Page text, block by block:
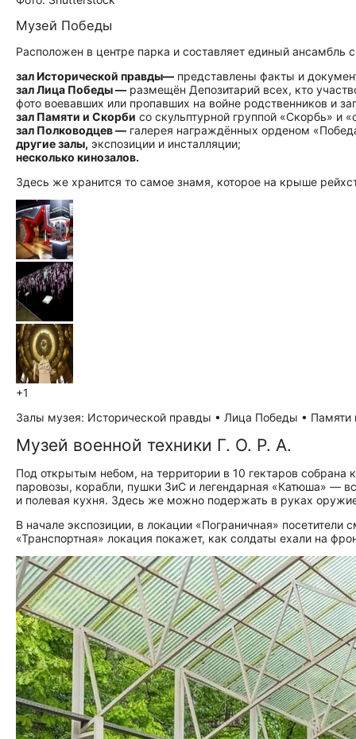
Музей Победы
Расположен в центре парка и составляет единый
зал Исторической правды— представлены факты и
зал Лица Победы — размещён Депозитарий всех, кто
фото воевавших или пропавших на войне родственников и
зал Памяти и Скорби со скульптурной группой «Скорбь» и
зал Полководцев — галерея награждённых орденом
другие залы, экспозиции и инсталляции;
несколько кинозалов.
Здесь же хранится то самое знамя, которое на крыше
+1
Залы музея: Исторической правды • Лица Победы •
Музей военной техники Г. О. Р. А.
Под открытым небом, на территории в 10 гектаров собрана
паровозы, корабли, пушки ЗиС и легендарная «Катюша» —
и полевая кухня. Здесь же можно подержать в руках
В начале экспозиции, в локации «Пограничная»
«Транспортная» локация покажет, как солдаты ехали на